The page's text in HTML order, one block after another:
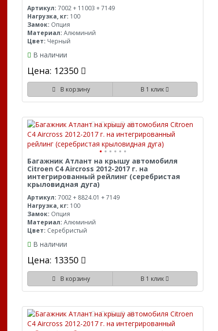
Артикул: 7002 + 11003 + 7149
Нагрузка, кг: 100
Замок: Опция
Материал: Алюминий
Цвет: Черный
В наличии
Цена: 12350
В корзину В 1 клик
Багажник Атлант на крышу автомобиля
Citroen C4 Aircross 2012-2017 г. на
интегрированный рейлинг (серебристая
крыловидная дуга)
Артикул: 7002 + 8824.01 + 7149
Нагрузка, кг: 100
Замок: Опция
Материал: Алюминий
Цвет: Серебристый
В наличии
Цена: 13350
В корзину В 1 клик